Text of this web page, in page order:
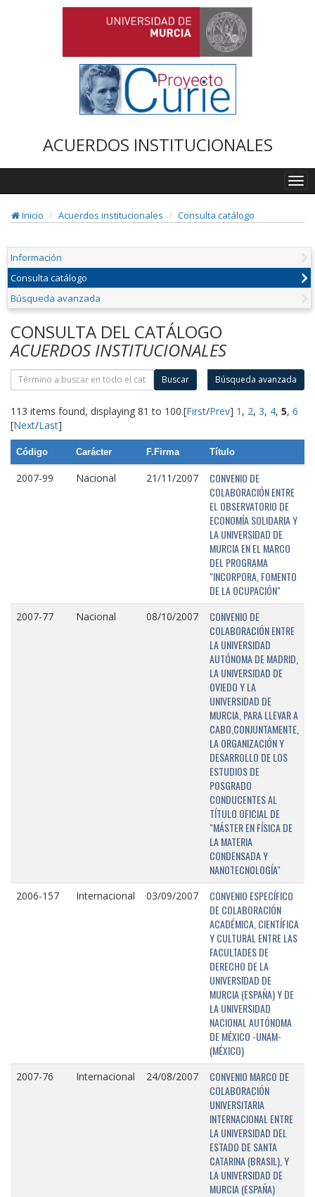
ACUERDOS INSTITUCIONALES
Inicio
Acuerdos institucionales Consulta catálogo
Información
Consulta catálogo
Búsqueda avanzada
CONSULTA DEL CATÁLOGO
ACUERDOS INSTITUCIONALES
Buscar Búsqueda avanzada
113 items found, displaying 81 to 100.[First/Prev] 1 , 2, 3, 4, 5, 6
[Next/Last]
Código Carácter F.Firma Título
2007-99 Nacional 21/11/2007
CONVENIO DE
COLABORACIÓN ENTRE
EL OBSERVATORIO DE
ECONOMÍA SOLIDARIA Y
LA UNIVERSIDAD DE
MURCIA EN EL MARCO
DEL PROGRAMA
"INCORPORA, FOMENTO
DE LA OCUPACIÓN"
2007-77 Nacional 08/10/2007
CONVENIO DE
COLABORACIÓN ENTRE
LA UNIVERSIDAD
AUTÓNOMA DE MADRID,
LA UNIVERSIDAD DE
OVIEDO Y LA
UNIVERSIDAD DE
MURCIA, PARA LLEVAR A
CABO,CONJUNTAMENTE,
LA ORGANIZACIÓN Y
DESARROLLO DE LOS
ESTUDIOS DE
POSGRADO
CONDUCENTES AL
TÍTULO OFICIAL DE
"MÁSTER EN FÍSICA DE
LA MATERIA
CONDENSADA Y
NANOTECNOLOGÍA"
2006-157 Internacional 03/09/2007
CONVENIO ESPECÍFICO
DE COLABORACIÓN
ACADÉMICA, CIENTÍFICA
Y CULTURAL ENTRE LAS
FACULTADES DE
DERECHO DE LA
UNIVERSIDAD DE
MURCIA (ESPAÑA) Y DE
LA UNIVERSIDAD
NACIONAL AUTÓNOMA
DE MÉXICO -UNAM-
(MÉXICO)
2007-76 Internacional 24/08/2007
CONVENIO MARCO DE
COLABORACIÓN
UNIVERSITARIA
INTERNACIONAL ENTRE
LA UNIVERSIDAD DEL
ESTADO DE SANTA
CATARINA (BRASIL), Y
LA UNIVERSIDAD DE
MURCIA (ESPAÑA)